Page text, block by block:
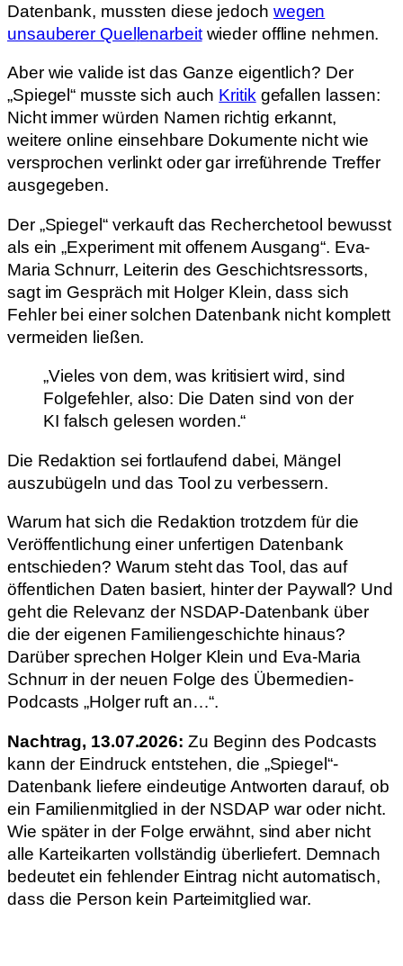
Datenbank, mussten diese jedoch wegen
unsauberer Quel lenarbeitwieder offline nehmen.
Aber wie valide ist das Ganze eigentlich? Der
„Spiegel“ musste sich auch Kritikgefallen lassen:
Nicht immer würden Namen richtig erkannt,
weitere online einsehbare Dokumente nicht wie
versprochen verlinkt oder gar irreführende Treffer
ausgegeben.
Der „Spiegel“ verkauft das Recherchetool bewusst
als ein „Experiment mit offenem Ausgang“. Eva-
Maria Schnurr, Leiterin des Geschichtsressorts,
sagt im Gespräch mit Holger Klein, dass sich
Fehler bei einer solchen Datenbank nicht komplett
vermeiden ließen.
„Vieles von dem, was kritisiert wird, sind
Folgefehler, also: Die Daten sind von der
KI falsch gelesen worden.“
Die Redaktion sei fortlaufend dabei, Mängel
auszubügeln und das Tool zu verbessern.
Warum hat sich die Redaktion trotzdem für die
Veröffentlichung einer unfertigen Datenbank
entschieden? Warum steht das Tool, das auf
öffentlichen Daten basiert, hinter der Paywall? Und
geht die Relevanz der NSDAP-Datenbank über
die der eigenen Familiengeschichte hinaus?
Darüber sprechen Holger Klein und Eva-Maria
Schnurr in der neuen Folge des Übermedien-
Podcasts „Holger ruft an…“.
Nachtrag, 13.07.2026: Zu Beginn des Podcasts
kann der Eindruck entstehen, die „Spiegel“-
Datenbank liefere eindeutige Antworten darauf, ob
ein Familienmitglied in der NSDAP war oder nicht.
Wie später in der Folge erwähnt, sind aber nicht
alle Karteikarten vollständig überliefert. Demnach
bedeutet ein fehlender Eintrag nicht automatisch,
dass die Person kein Parteimitglied war.